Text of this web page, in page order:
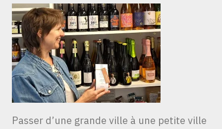
Passer d’une grande ville à une petite ville